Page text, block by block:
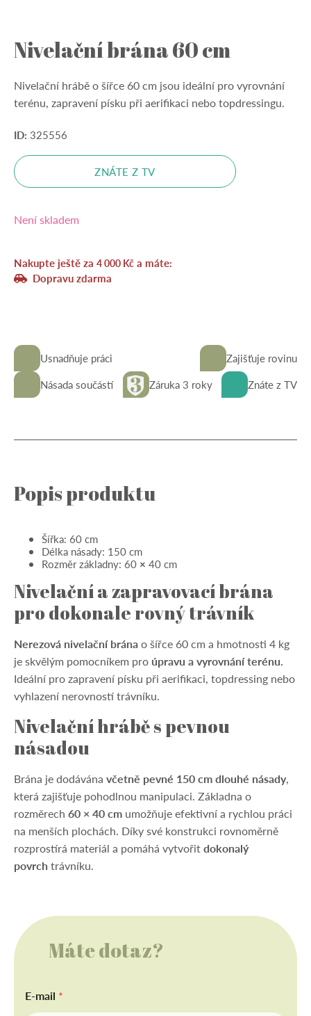
Nivelační brána 60 cm
Nivelační hrábě o šířce 60 cm jsou ideální pro vyrovnání
terénu, zapravení písku při aerifikaci nebo topdressingu.
ID: 325556
ZNÁTE Z TV
Není skladem
Nakupte ještě za 4 000 Kč a máte:
Dopravu zdarma
Usnadňuje práci
Zajišťuje rovinu
Násada součástí
Záruka 3 roky Znáte z TV
Popis produktu
Šířka: 60 cm
Délka násady: 150 cm
Rozměr základny: 60 × 40 cm
Nivelační a zapravovací brána
pro dokonale rovný trávník
Nerezová nivelační bránao šířce 60 cm a hmotnosti 4 kg
je skvělým pomocníkem pro úpravu a vyrovnání terénu.
Ideální pro zapravení písku při aerifikaci, topdressing nebo
vyhlazení nerovností trávníku.
Nivelační hrábě s pevnou
násadou
Brána je dodávána včetně pevné 150 cm dlouhé násady,
která zajišťuje pohodlnou manipulaci. Základna o
rozměrech 60 × 40 cm umožňuje efektivní a rychlou práci
na menších plochách. Díky své konstrukci rovnoměrně
rozprostírá materiál a pomáhá vytvořitdokonalý
povrch trávníku.
Máte dotaz?
E-mail *